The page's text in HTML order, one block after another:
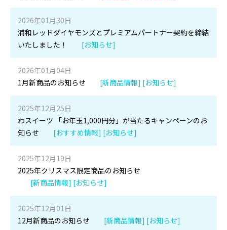
2026年01月30日
浦和レッドダイヤモンズとプレミアムパートナー契約を締結
いたしました！
[お知らせ]
2026年01月04日
1月新商品のお知らせ
[新商品情報] [お知らせ]
2025年12月25日
わスイーツ 「お年玉1,000円分」が当たるキャンペーンのお
知らせ
[おすすめ情報] [お知らせ]
2025年12月19日
2025年クリスマス限定商品のお知らせ
[新商品情報] [お知らせ]
2025年12月01日
12月新商品のお知らせ
[新商品情報] [お知らせ]